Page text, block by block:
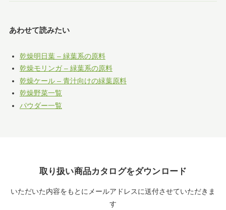
あわせて読みたい
乾燥明日葉 – 緑葉系の原料
乾燥モリンガ – 緑葉系の原料
乾燥ケール – 青汁向けの緑葉原料
乾燥野菜一覧
パウダー一覧
取り扱い商品カタログをダウンロード
いただいた内容をもとにメールアドレスに送付させていただきま
す